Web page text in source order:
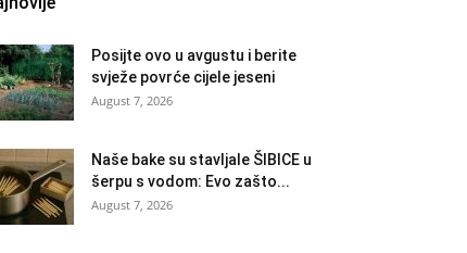
Posijte ovo u avgustu i berite
svježe povrće cijele jeseni
August 7, 2026
Naše bake su stavljale ŠIBICE u
šerpu s vodom: Evo zašto...
August 7, 2026